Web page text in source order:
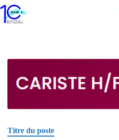
Passer
au
contenu
Titre du poste